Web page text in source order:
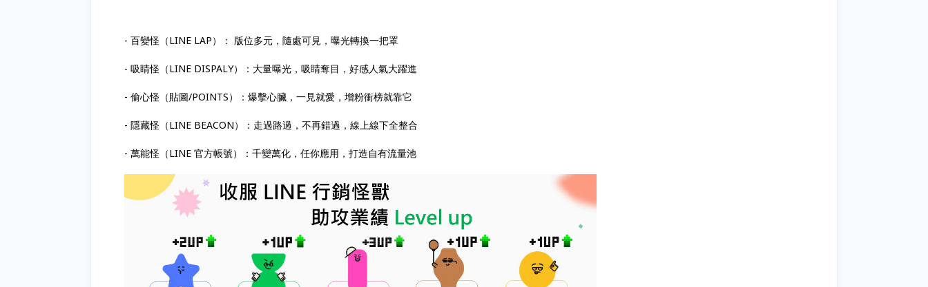
- 百變怪（LINE LAP）： 版位多元，隨處可見，曝光轉換一把罩
- 吸睛怪（LINE DISPALY）：大量曝光，吸睛奪目，好感人氣大躍進
- 偷心怪（貼圖/POINTS）：爆擊心臟，一見就愛，增粉衝榜就靠它
- 隱藏怪（LINE BEACON）：走過路過，不再錯過，線上線下全整合
- 萬能怪（LINE 官方帳號）：千變萬化，任你應用，打造自有流量池